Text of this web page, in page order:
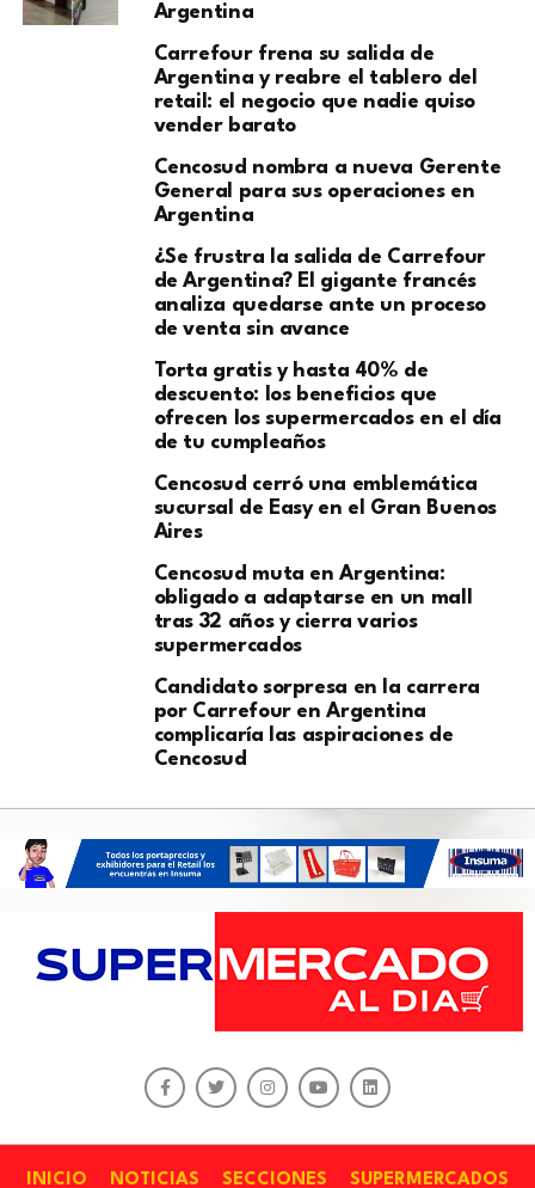
Argentina
Carrefour frena su salida de
Argentina y reabre el tablero del
retail: el negocio que nadie quiso
vender barato
Cencosud nombra a nueva Gerente
General para sus operaciones en
Argentina
¿Se frustra la salida de Carrefour
de Argentina? El gigante francés
analiza quedarse ante un proceso
de venta sin avance
Torta gratis y hasta 40% de
descuento: los beneficios que
ofrecen los supermercados en el día
de tu cumpleaños
Cencosud cerró una emblemática
sucursal de Easy en el Gran Buenos
Aires
Cencosud muta en Argentina:
obligado a adaptarse en un mall
tras 32 años y cierra varios
supermercados
Candidato sorpresa en la carrera
por Carrefour en Argentina
complicaría las aspiraciones de
Cencosud
INICIO NOTICIAS SECCIONES SUPERMERCADOS